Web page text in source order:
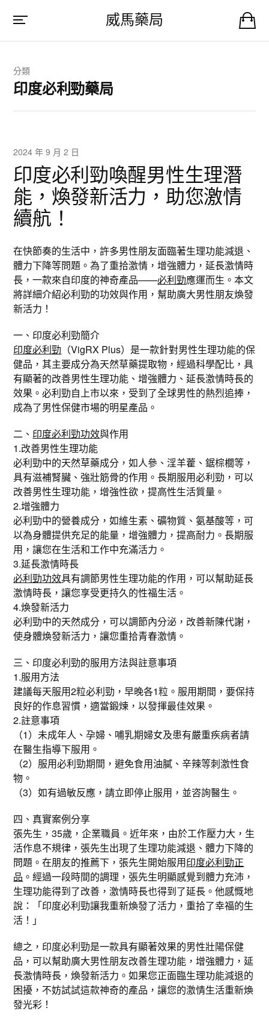
威馬藥局
分類
印度必利勁藥局
2024 年 9 月 2 日
印度必利勁喚醒男性生理潛
能，煥發新活力，助您激情
續航！
在快節奏的生活中，許多男性朋友面臨著生理功能減退、
體力下降等問題。為了重拾激情，增強體力，延長激情時
長，一款來自印度的神奇產品——必利勁應運而生。本文
將詳細介紹必利勁的功效與作用，幫助廣大男性朋友煥發
新活力！
一、印度必利勁簡介
印度必利勁 （VigRX Plus）是一款針對男性生理功能的保
健品，其主要成分為天然草藥提取物，經過科學配比，具
有顯著的改善男性生理功能、增強體力、延長激情時長的
效果。必利勁自上市以來，受到了全球男性的熱烈追捧，
成為了男性保健市場的明星產品。
二、 印度必利勁功效與作用
1.改善男性生理功能
必利勁中的天然草藥成分，如人參、淫羊藿、鋸棕櫚等，
具有滋補腎臟、強壯筋骨的作用。長期服用必利勁，可以
改善男性生理功能，增強性欲，提高性生活質量。
2.增強體力
必利勁中的營養成分，如維生素、礦物質、氨基酸等，可
以為身體提供充足的能量，增強體力，提高耐力。長期服
用，讓您在生活和工作中充滿活力。
3.延長激情時長
必利勁功效具有調節男性生理功能的作用，可以幫助延長
激情時長，讓您享受更持久的性福生活。
4.煥發新活力
必利勁中的天然成分，可以調節內分泌，改善新陳代謝，
使身體煥發新活力，讓您重拾青春激情。
三、印度必利勁的服用方法與註意事項
1.服用方法
建議每天服用2粒必利勁，早晚各1粒。服用期間，要保持
良好的作息習慣，適當鍛煉，以發揮最佳效果。
2.註意事項
（1）未成年人、孕婦、哺乳期婦女及患有嚴重疾病者請
在醫生指導下服用。
（2）服用必利勁期間，避免食用油膩、辛辣等刺激性食
物。
（3）如有過敏反應，請立即停止服用，並咨詢醫生。
四、真實案例分享
張先生，35歲，企業職員。近年來，由於工作壓力大，生
活作息不規律，張先生出現了生理功能減退、體力下降的
問題。在朋友的推薦下，張先生開始服用印度必利勁正
品 。經過一段時間的調理，張先生明顯感覺到體力充沛，
生理功能得到了改善，激情時長也得到了延長。他感慨地
說：「印度必利勁讓我重新煥發了活力，重拾了幸福的生
活！」
總之，印度必利勁是一款具有顯著效果的男性壯陽保健
品，可以幫助廣大男性朋友改善生理功能，增強體力，延
長激情時長，煥發新活力。如果您正面臨生理功能減退的
困擾，不妨試試這款神奇的產品，讓您的激情生活重新煥
發光彩！